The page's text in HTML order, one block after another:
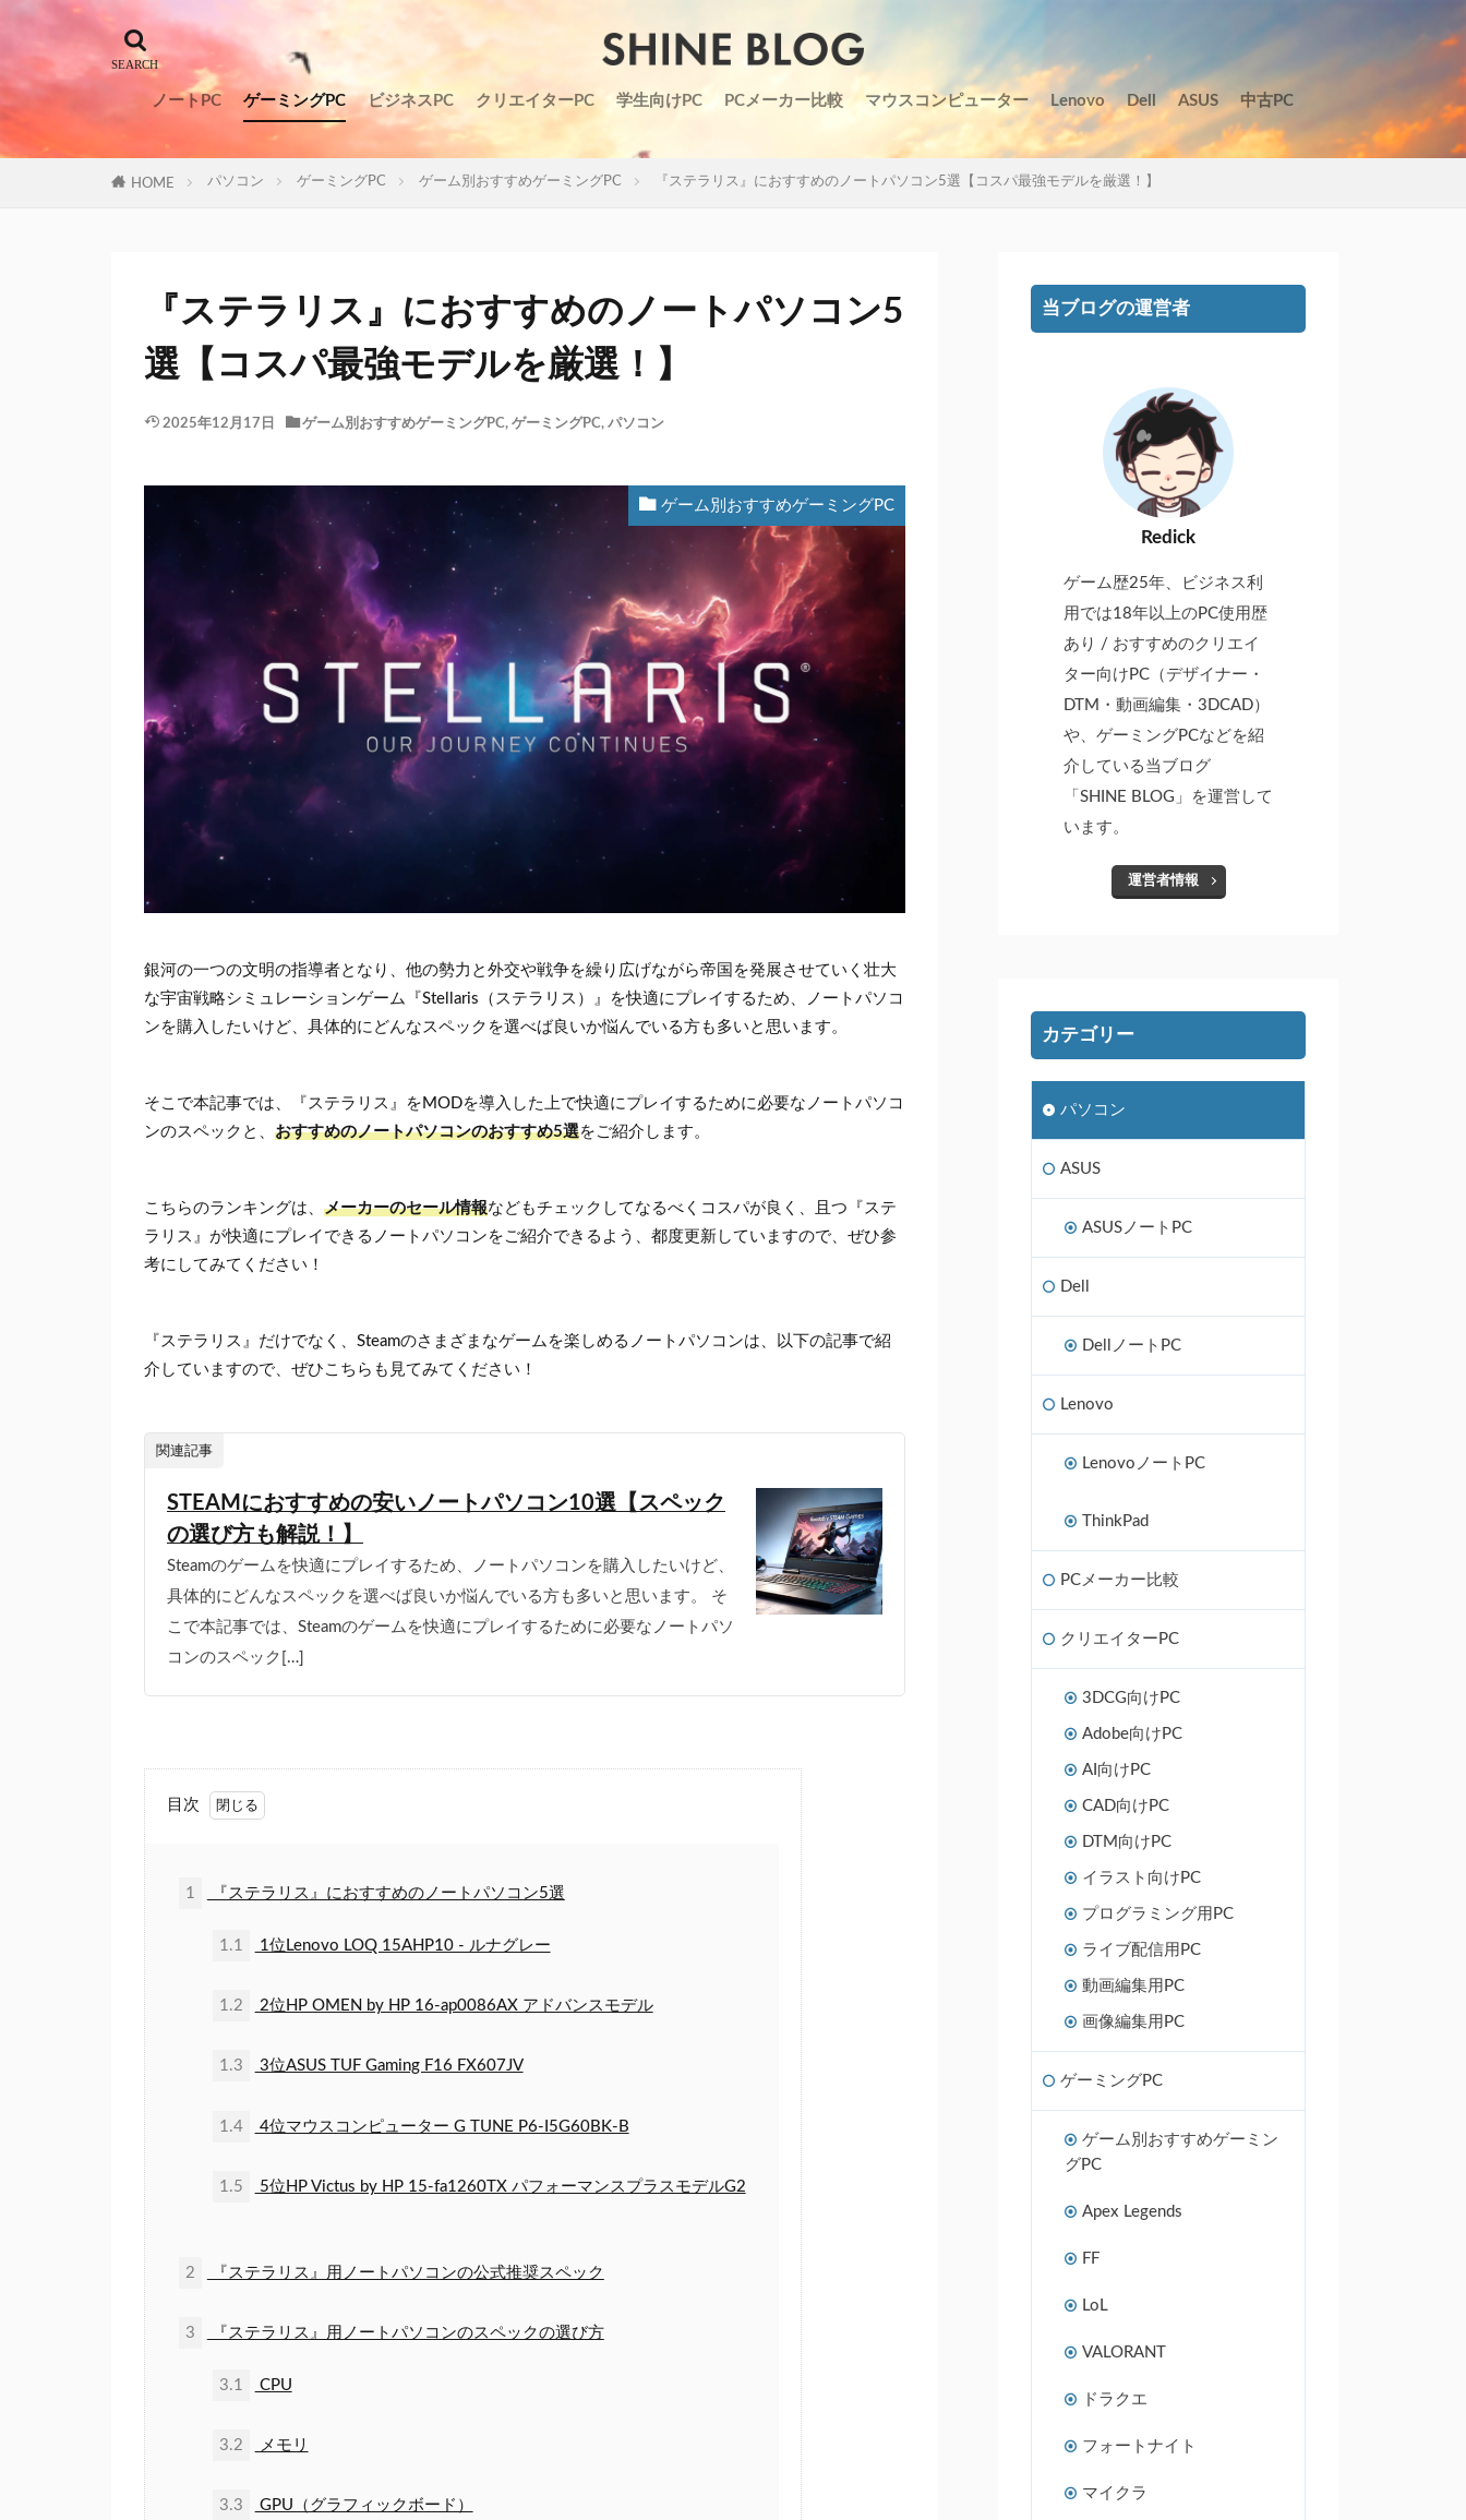
ノートPC ゲーミングPC ビジネスPC クリエイターPC 学生向けPC PCメーカー比較 マウスコンピューター Lenovo Dell ASUS 中古PC
HOME パソコン ゲーミングPC ゲーム別おすすめゲーミングPC 『ステラリス』におすすめのノートパソコン5選【コスパ最強モデルを厳選！】
『ステラリス』におすすめのノートパソコン5
選【コスパ最強モデルを厳選！】
2025年12月17日 ゲーム別おすすめゲーミングPC, ゲーミングPC, パソコン
ゲーム別おすすめゲーミングPC
銀河の一つの文明の指導者となり、他の勢力と外交や戦争を繰り広げながら帝国を発展させていく壮大
な宇宙戦略シミュレーションゲーム『Stellaris（ステラリス）』を快適にプレイするため、ノートパソコ
ンを購入したいけど、具体的にどんなスペックを選べば良いか悩んでいる方も多いと思います。
そこで本記事では、『ステラリス』をMODを導入した上で快適にプレイするために必要なノートパソコ
ンのスペックと、 おすすめのノートパソコンのおすすめ5選をご紹介します。
こちらのランキングは、 メーカーのセール情報などもチェックしてなるべくコスパが良く、且つ『ステ
ラリス』が快適にプレイできるノートパソコンをご紹介できるよう、都度更新していますので、ぜひ参
考にしてみてください！
『ステラリス』だけでなく、Steamのさまざまなゲームを楽しめるノートパソコンは、以下の記事で紹
介していますので、ぜひこちらも見てみてください！
関連記事
STEAMにおすすめの安いノートパソコン10選【スペック
の選び方も解説！】
Steamのゲームを快適にプレイするため、ノートパソコンを購入したいけど、
具体的にどんなスペックを選べば良いか悩んでいる方も多いと思います。 そ
こで本記事では、Steamのゲームを快適にプレイするために必要なノートパソ
コンのスペック[…]
目次
1 『ステラリス』におすすめのノートパソコン5選
1.1 1位Lenovo LOQ 15AHP10 - ルナグレー
1.2 2位HP OMEN by HP 16-ap0086AX アドバンスモデル
1.3 3位ASUS TUF Gaming F16 FX607JV
1.4 4位マウスコンピューター G TUNE P6-I5G60BK-B
1.5 5位HP Victus by HP 15-fa1260TX パフォーマンスプラスモデルG2
2 『ステラリス』用ノートパソコンの公式推奨スペック
3 『ステラリス』用ノートパソコンのスペックの選び方
3.1 CPU
3.2 メモリ
3.3 GPU（グラフィックボード）
当ブログの運営者
Redick
ゲーム歴25年、ビジネス利
用では18年以上のPC使用歴
あり / おすすめのクリエイ
ター向けPC（デザイナー・
DTM・動画編集・3DCAD）
や、ゲーミングPCなどを紹
介している当ブログ
「SHINE BLOG」を運営して
います。
運営者情報
カテゴリー
パソコン
ASUS
ASUSノートPC
Dell
DellノートPC
Lenovo
LenovoノートPC
ThinkPad
PCメーカー比較
クリエイターPC
3DCG向けPC
Adobe向けPC
AI向けPC
CAD向けPC
DTM向けPC
イラスト向けPC
プログラミング用PC
ライブ配信用PC
動画編集用PC
画像編集用PC
ゲーミングPC
ゲーム別おすすめゲーミン
グPC
Apex Legends
FF
LoL
VALORANT
ドラクエ
フォートナイト
マイクラ